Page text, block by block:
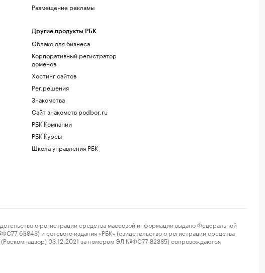
Размещение рекламы
Другие продукты РБК
Облако для бизнеса
Корпоративный регистратор
доменов
Хостинг сайтов
Рег.решения
Знакомства
Сайт знакомств podbor.ru
РБК Компании
РБК Курсы
Школа управления РБК
о регистрации средства массовой информации выдано Федеральной
63848) и сетевого издания «РБК» (свидетельство о регистрации средства
03.12.2021 за номером ЭЛ №ФС77-82385) сопровождаются